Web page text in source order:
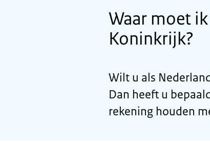
Waar moet
Koninkrijk?
Wilt u als
Dan heeft u
rekening houden